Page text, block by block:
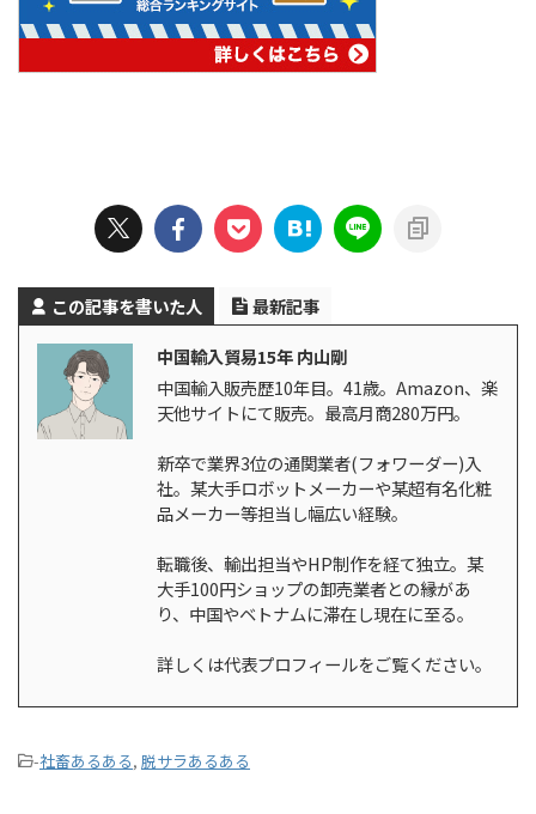
この記事を書いた人
最新記事
中国輸入貿易15年 内山剛
中国輸入販売歴10年目。41歳。Amazon、楽
天他サイトにて販売。最高月商280万円。
新卒で業界3位の通関業者(フォワーダー)入
社。某大手ロボットメーカーや某超有名化粧
品メーカー等担当し幅広い経験。
転職後、輸出担当やHP制作を経て独立。某
大手100円ショップの卸売業者との縁があ
り、中国やベトナムに滞在し現在に至る。
詳しくは代表プロフィールをご覧ください。
-社畜あるある, 脱サラあるある